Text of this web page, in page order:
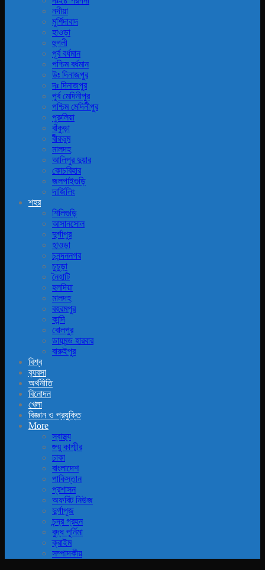
নদীয়া
মুর্শিদাবাদ
হাওড়া
হুগলী
পূর্ব বর্ধমান
পশ্চিম বর্ধমান
উঃ দিনাজপুর
দঃ দিনাজপুর
পূর্ব মেদিনীপুর
পশ্চিম মেদিনীপুর
পুরুলিয়া
বাঁকুড়া
বীরভুম
মালদহ
আলিপুর দুয়ার
কোচবিহার
জলপাইগুড়ি
দার্জিলিং
শহর
শিলিগুড়ি
আসানসোল
দুর্গাপুর
হাওড়া
চনন্দননগর
চুচুড়া
নৈহাটি
হলদিয়া
মালদহ
বহরমপুর
কান্দি
বোলপুর
ডায়মন্ড হারবার
বারুইপুর
বিশ্ব
ব‍্যবসা
অর্থনীতি
বিনোদন
খেলা
বিজ্ঞান ও প্রযুক্তি
More
স্বাস্থ্য
জ্ম্মু কাশ্মীর
ঢাকা
বাংলাদেশ
পাকিস্তান
প্রশাসন
অফবিট নিউজ
দুর্গাপূজ
চন্দ্র গ্রহন
বুদ্ধ পূর্নিমা
ক্রাইম
সম্পাদকীয়